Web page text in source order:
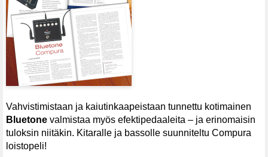
Vahvistimistaan ja kaiutinkaapeistaan tunnettu kotimainen
Bluetone valmistaa myös efektipedaaleita – ja erinomaisin
tuloksin niitäkin. Kitaralle ja bassolle suunniteltu Compura
loistopeli!